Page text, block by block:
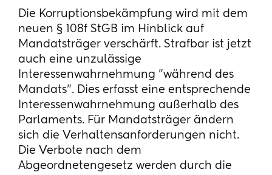
Die Korruptionsbekämpfung wird mit dem
neuen § 108f StGB im Hinblick auf
Mandatsträger verschärft. Strafbar ist jetzt
auch eine unzulässige
Interessenwahrnehmung "während des
Mandats". Dies erfasst eine entsprechende
Interessenwahrnehmung außerhalb des
Parlaments. Für Mandatsträger ändern
sich die Verhaltensanforderungen nicht.
Die Verbote nach dem
Abgeordnetengesetz werden durch die